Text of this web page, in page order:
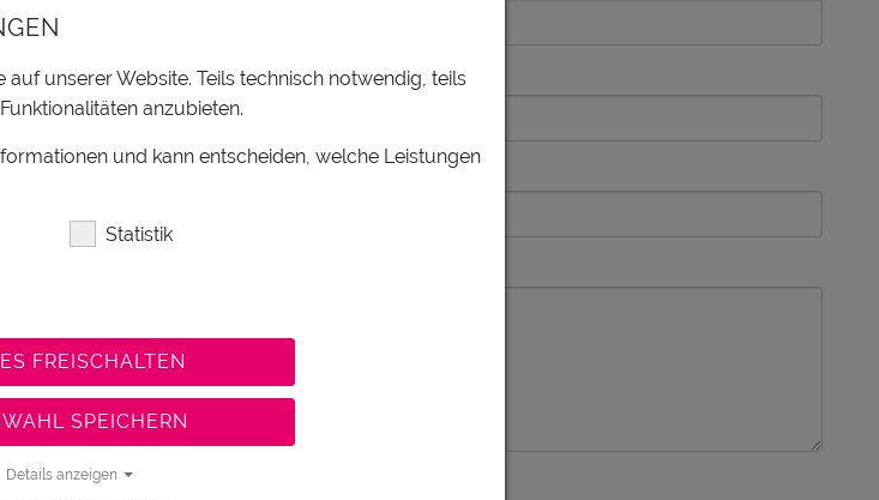
unserer Website. Teils technisch notwendig, teils
anzubieten.
und kann entscheiden, welche Leistungen
Statistik
FREISCHALTEN
SPEICHERN
Details anzeigen